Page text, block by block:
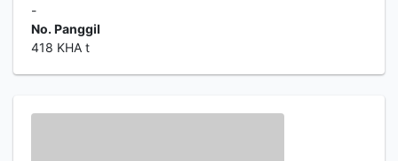
-
No. Panggil
418 KHA t